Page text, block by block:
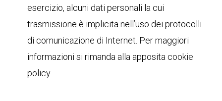
esercizio, alcuni dati personali la cui
trasmissione è implicita nell’uso dei protocolli
di comunicazione di Internet. Per maggiori
informazioni si rimanda alla apposita cookie
policy.